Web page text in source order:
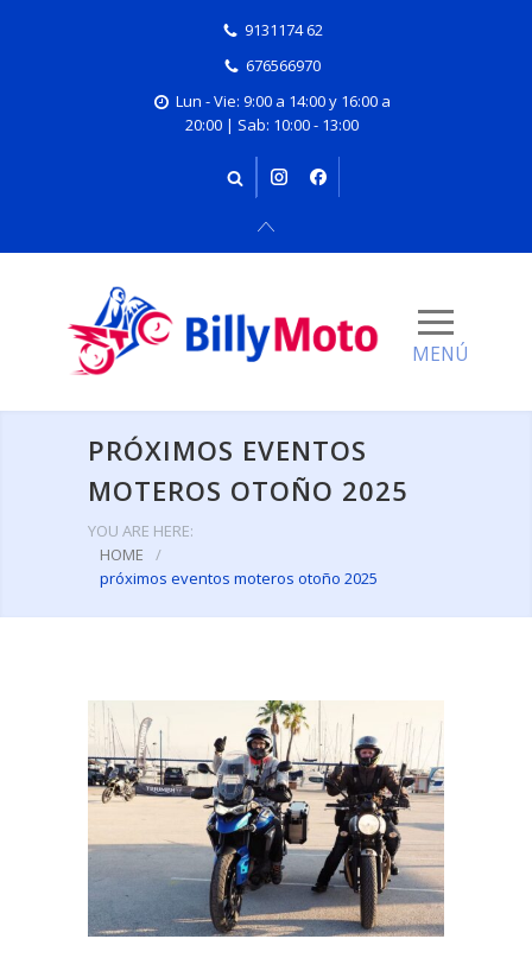
9131174 62
676566970
Lun - Vie: 9:00 a 14:00 y 16:00 a
20:00 | Sab: 10:00 - 13:00
PRÓXIMOS EVENTOS
MOTEROS OTOÑO 2025
YOU ARE HERE:
HOME
/
próximos eventos moteros otoño 2025